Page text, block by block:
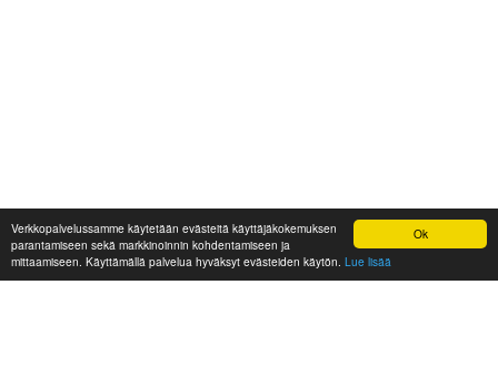
Ok
Verkkopalvelussamme käytetään evästeitä käyttäjäkokemuksen
parantamiseen sekä markkinoinnin kohdentamiseen ja
mittaamiseen. Käyttämällä palvelua hyväksyt evästeiden käytön. Lue lisää